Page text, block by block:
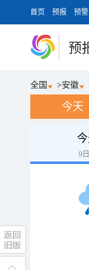
首页 预报 预警
预
全国 >安徽
今天
9